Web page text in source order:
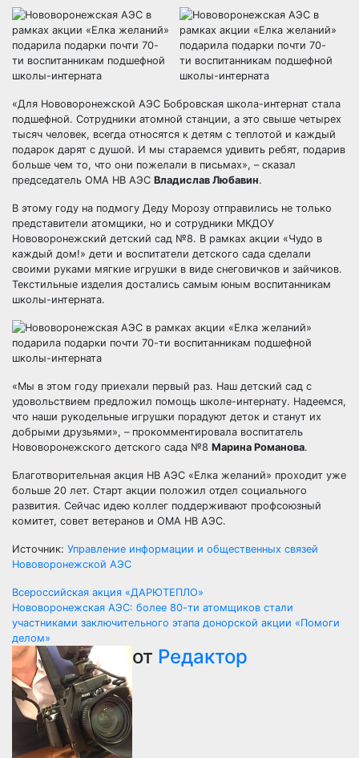
«Для Нововоронежской АЭС Бобровская школа-интернат стала
подшефной. Сотрудники атомной станции, а это свыше четырех
тысяч человек, всегда относятся к детям с теплотой и каждый
подарок дарят с душой. И мы стараемся удивить ребят, подарив
больше чем то, что они пожелали в письмах», – сказал
председатель ОМА НВ АЭС Владислав Любавин.
В этому году на подмогу Деду Морозу отправились не только
представители атомщики, но и сотрудники МКДОУ
Нововоронежский детский сад №8. В рамках акции «Чудо в
каждый дом!» дети и воспитатели детского сада сделали
своими руками мягкие игрушки в виде снеговичков и зайчиков.
Текстильные изделия достались самым юным воспитанникам
школы-интерната.
«Мы в этом году приехали первый раз. Наш детский сад с
удовольствием предложил помощь школе-интернату. Надеемся,
что наши рукодельные игрушки порадуют деток и станут их
добрыми друзьями», – прокомментировала воспитатель
Нововоронежского детского сада №8 Марина Романова.
Благотворительная акция НВ АЭС «Елка желаний» проходит уже
больше 20 лет. Старт акции положил отдел социального
развития. Сейчас идею коллег поддерживают профсоюзный
комитет, совет ветеранов и ОМА НВ АЭС.
Источник: Управление информации и общественных связей
Нововоронежской АЭС
Навигация
по
записям
Всероссийская акция «ДАРЮТЕПЛО»
Нововоронежская АЭС: более 80-ти атомщиков стали
участниками заключительного этапа донорской акции «Помоги
делом»
от Редактор